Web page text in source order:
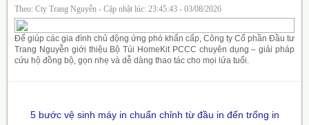
Theo: Cty Trang Nguyễn - Cập nhật lúc: 23:45:43 - 03/08/2026
Để giúp các gia đình chủ động ứng phó khẩn cấp, Công ty Cổ phần Đầu tư
Trang Nguyễn giới thiệu Bộ Túi HomeKit PCCC chuyên dụng – giải pháp
cứu hộ đồng bộ, gọn nhẹ và dễ dàng thao tác cho mọi lứa tuổi.
5 bước vệ sinh máy in chuẩn chỉnh từ đầu in đến trống in